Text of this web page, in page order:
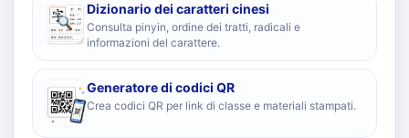
Dizionario dei caratteri cinesi
Consulta pinyin, ordine dei tratti, radicali e
informazioni del carattere.
Generatore di codici QR
Crea codici QR per link di classe e materiali stampati.